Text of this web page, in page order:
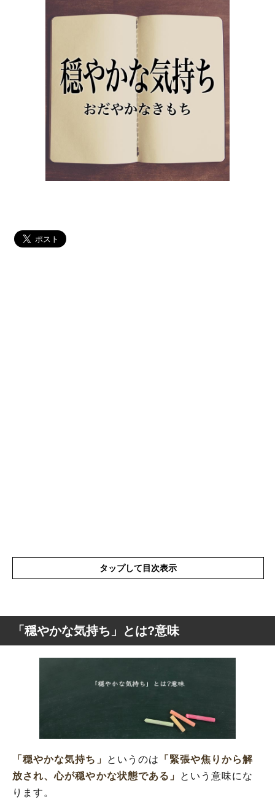
タップして目次表示
「穏やかな気持ち」とは?意味
「穏やかな気持ち」の類語や類義語
「穏やかな気持ち」とは?意味
「穏やかな気持ち」 というのは
「緊張や焦りから解
放され、心が穏やかな状態である」
という意味にな
ります。